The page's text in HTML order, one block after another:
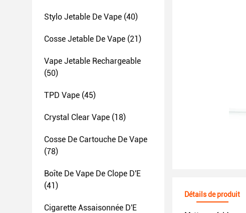
Stylo Jetable De Vape (40)
Cosse Jetable De Vape (21)
Vape Jetable Rechargeable
(50)
TPD Vape (45)
Crystal Clear Vape (18)
Cosse De Cartouche De Vape
(78)
Boîte De Vape De Clope D'E
(41)
Cigarette Assaisonnée D'E
Détails de produit